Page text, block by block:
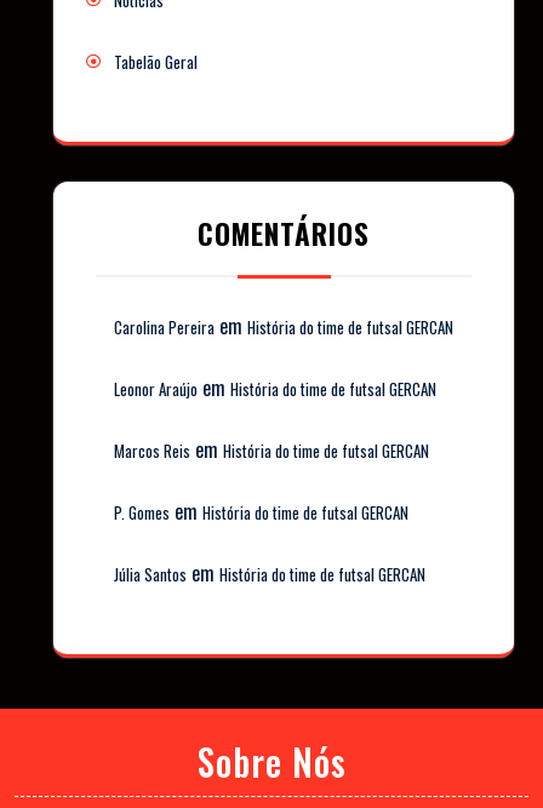
Tabelão Geral
COMENTÁRIOS
Carolina Pereira em História do time de futsal GERCAN
Leonor Araújo em História do time de futsal GERCAN
Marcos Reis em História do time de futsal GERCAN
P. Gomes em História do time de futsal GERCAN
Júlia Santos em História do time de futsal GERCAN
Sobre Nós